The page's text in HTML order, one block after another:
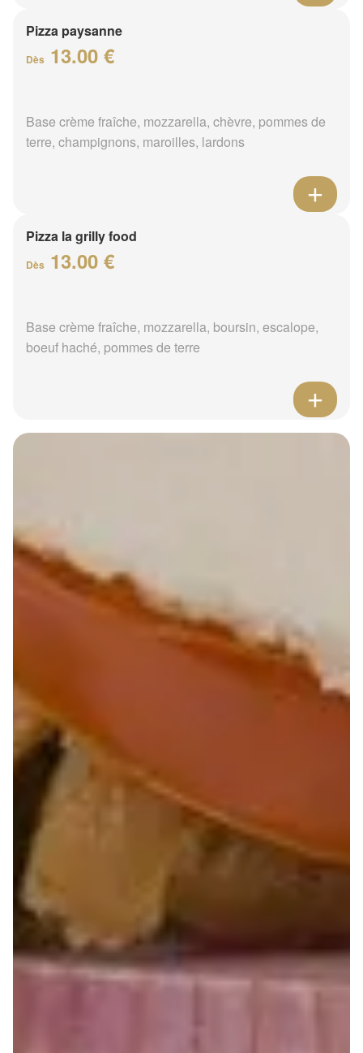
Pizza paysanne
Dès 13.00 €
Base crème fraîche, mozzarella, chèvre, pommes de
terre, champignons, maroilles, lardons
Pizza la grilly food
Dès 13.00 €
Base crème fraîche, mozzarella, boursin, escalope,
boeuf haché, pommes de terre